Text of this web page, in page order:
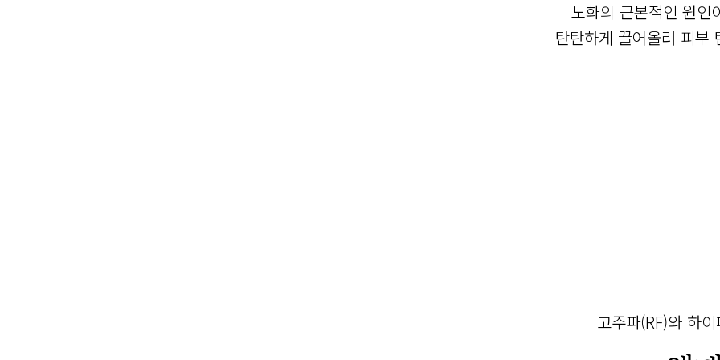
노화의 근본적인 원인
탄탄하게 끌어올려 피부
고주파(RF)와 하